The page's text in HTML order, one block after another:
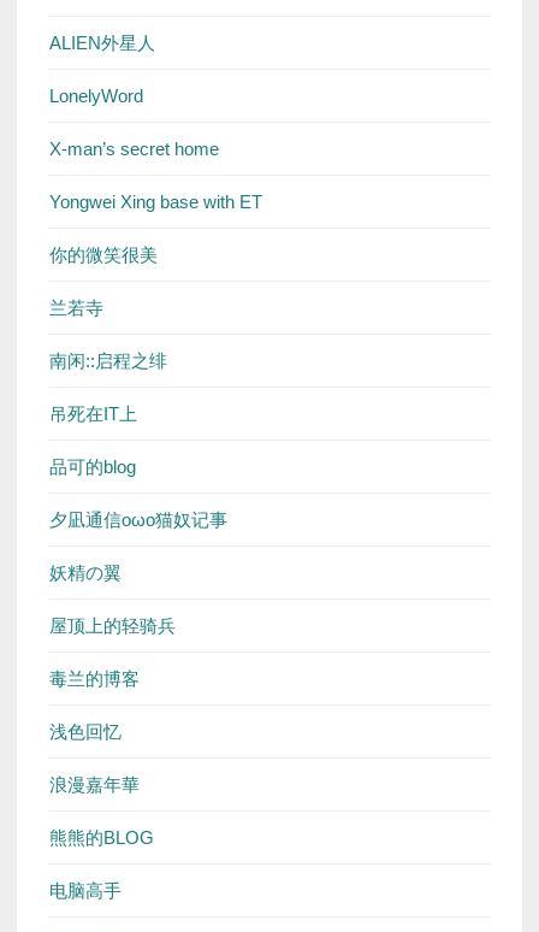
ALIEN外星人
LonelyWord
X-man’s secret home
Yongwei Xing base with ET
你的微笑很美
兰若寺
南闲::启程之绯
吊死在IT上
品可的blog
夕凪通信oωo猫奴记事
妖精の翼
屋顶上的轻骑兵
毒兰的博客
浅色回忆
浪漫嘉年華
熊熊的BLOG
电脑高手